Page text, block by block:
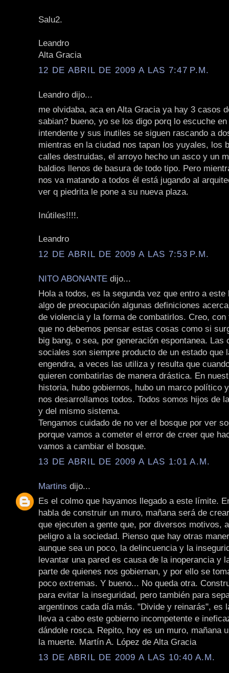
Salu2.
Leandro
Alta Gracia
12 DE ABRIL DE 2009 A LAS 7:47 P.M.
Leandro dijo...
me olvidaba, aca en Alta Gracia ya hay 3 casos
sabian? bueno, yo se los digo porq lo escuche
intendente y sus inutiles se siguen rascando a
mientras en la ciudad nos tapan los yuyales, los
calles destruidas, el arroyo hecho un asco y un
baldios llenos de basura de todo tipo. Pero
nos va matando a todos él está jugando al
ver q piedrita le pone a su nueva plaza.
Inútiles!!!!.
Leandro
12 DE ABRIL DE 2009 A LAS 7:53 P.M.
NITO ABONANTE dijo...
Hola a todos, es la segunda vez que entro a este
algo de preocupación algunas definiciones
de violencia y la forma de combatirlos. Creo, con
que no debemos pensar estas cosas como si
big bang, o sea, por generación espontanea. Las
sociales son siempre producto de un estado que
engendra, a veces las utiliza y resulta que
quieren combatirlas de manera drástica. En
historia, hubo gobiernos, hubo un marco político
nos desarrollamos todos. Todos somos hijos de
y del mismo sistema.
Tengamos cuidado de no ver el bosque por ver
porque vamos a cometer el error de creer que
vamos a cambiar el bosque.
13 DE ABRIL DE 2009 A LAS 1:01 A.M.
Martins dijo...
Es el colmo que hayamos llegado a este límite.
habla de construir un muro, mañana será de
que ejecuten a gente que, por diversos motivos,
peligro a la sociedad. Pienso que hay otras
aunque sea un poco, la delincuencia y la
levantar una pared es causa de la inoperancia y
parte de quienes nos gobiernan, y por ello se
poco extremas. Y bueno... No queda otra.
para evitar la inseguridad, pero también para
argentinos cada día más. "Divide y reinarás", es
lleva a cabo este gobierno incompetente e
dándole rosca. Repito, hoy es un muro, mañana
la muerte. Martín A. López de Alta Gracia
13 DE ABRIL DE 2009 A LAS 10:40 A.M.